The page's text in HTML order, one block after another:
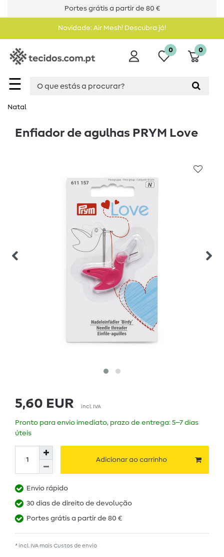
Portes grátis a partir de 80 €
Novidade: Air Mesh! Descubra já!
☰
0 0
Natal
Enfiador de agulhas PRYM Love
5,60 EUR incl. IVA
Pronto para envio imediato, prazo de entrega: 5–7 dias
úteis
Adicionar ao carrinho
Envio rápido
30 dias de direito de devolução
Portes grátis a partir de 80 €
* incl. IVA mais Custos de envio